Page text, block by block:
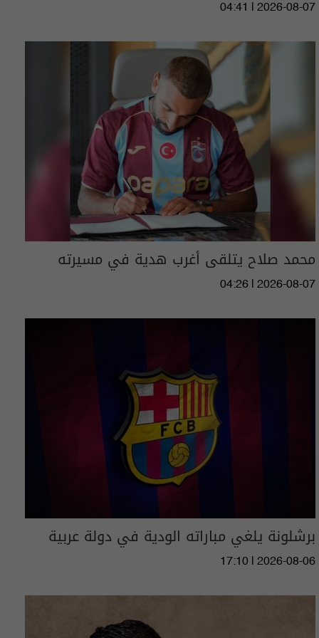
04:41 | 2026-08-07
محمد صلاح يتلقى أغرب هدية في مسيرته
04:26 | 2026-08-07
برشلونة يلغي مباراته الودية في دولة عربية
17:10 | 2026-08-06